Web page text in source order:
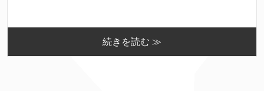
続きを読む ≫